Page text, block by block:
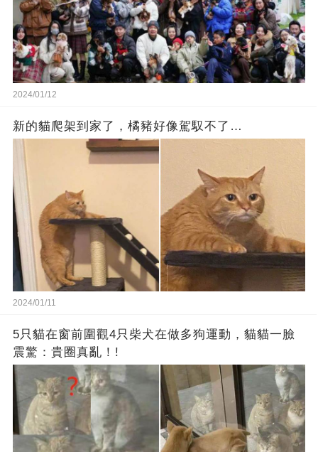
2024/01/12
新的貓爬架到家了，橘豬好像駕馭不了…
2024/01/11
5只貓在窗前圍觀4只柴犬在做多狗運動，貓貓一臉
震驚：貴圈真亂！!